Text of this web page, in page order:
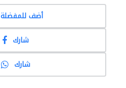
أضف للمفضلة
شارك
شارك